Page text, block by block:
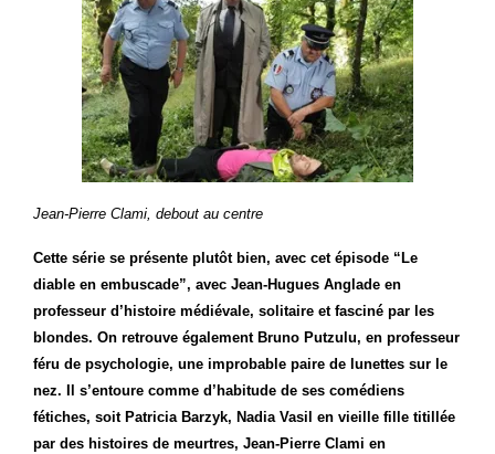
Jean-Pierre Clami, debout au centre
Cette série se présente plutôt bien, avec cet épisode “Le
diable en embuscade”, avec Jean-Hugues Anglade en
professeur d’histoire médiévale, solitaire et fasciné par les
blondes. On retrouve également Bruno Putzulu, en professeur
féru de psychologie, une improbable paire de lunettes sur le
nez. Il s’entoure comme d’habitude de ses comédiens
fétiches, soit Patricia Barzyk, Nadia Vasil en vieille fille titillée
par des histoires de meurtres, Jean-Pierre Clami en